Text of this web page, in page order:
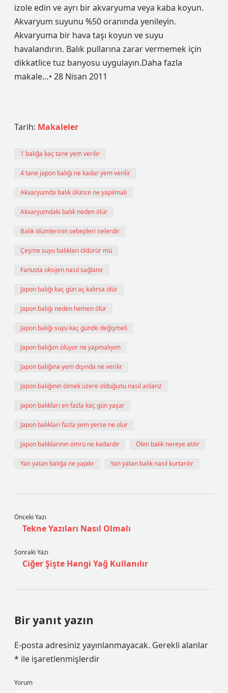
izole edin ve ayrı bir akvaryuma veya kaba koyun.
Akvaryum suyunu %50 oranında yenileyin.
Akvaryuma bir hava taşı koyun ve suyu
havalandırın. Balık pullarına zarar vermemek için
dikkatlice tuz banyosu uygulayın.Daha fazla
makale…• 28 Nisan 2011
Tarih: Makaleler
1 balığa kaç tane yem verilir
4 tane japon balığı ne kadar yem verilir
Akvaryumda balık ölünce ne yapılmalı
Akvaryumdaki balık neden ölür
Balık ölümlerinin sebepleri nelerdir
Çeşme suyu balıkları öldürür mü
Fanusta oksijen nasıl sağlanır
Japon balığı kaç gün aç kalırsa ölür
Japon balığı neden hemen ölür
Japon balığı suyu kaç günde değişmeli
Japon balığım ölüyor ne yapmalıyım
Japon balığına yem dışında ne verilir
Japon balığının ölmek üzere olduğunu nasıl anlarız
Japon balıkları en fazla kaç gün yaşar
Japon balıkları fazla yem yerse ne olur
Japon balıklarının ömrü ne kadardır Ölen balık nereye atılır
Yan yatan balığa ne yapılır Yan yatan balık nasıl kurtarılır
Önceki Yazı
Tekne Yazıları Nasıl Olmalı
Sonraki Yazı
Ciğer Şişte Hangi Yağ Kullanılır
Bir yanıt yazın
E-posta adresiniz yayınlanmayacak. Gerekli alanlar
* ile işaretlenmişlerdir
Yorum